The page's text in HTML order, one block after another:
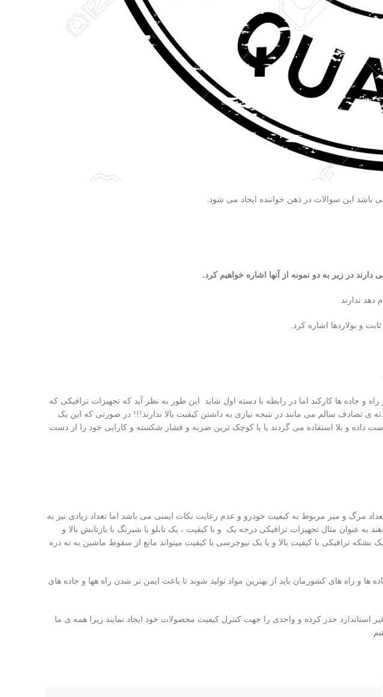
باشد این سوالات در ذهن خواننده ایجاد می شود.
در زیر به دو نمونه از آنها اشاره خواهیم کرد.
ثابت و بولاردها اشاره کرد.
جاده ها کارکند اما در رابطه با دسته اول شاید این طور به نظر آید که تجهیزات ترافیکی که
ی تصادف سالم می مانند در نتیجه نیازی به داشتن کیفیت بالا ندارند!!! در صورتی که این یک
داده و بلا استفاده می گردند یا با کوچک ترین ضربه و فشار شکسته و کارایی خود را از دست
مرگ و میر مربوط به کیفیت خودرو و عدم رعایت نکات ایمنی می باشد اما تعداد زیادی نیز به
عنوان مثال تجهیزات ترافیکی درجه یک و با کیفیت ، یک تابلو با شبرنگ با بازتابش بالا و
ترافیکی با کیفیت بالا و یا یک نیوجرسی با کیفیت میتواند مانع از سقوط ماشین به ته دره
راه های کشورمان باید از بهترین مواد تولید شوند تا باعث ایمن تر شدن راه هها و جاده های
استاندارد حذر کرده و واحدی را جهت کنترل کیفیت محصولات خود ایجاد نمایند زیرا همه ی ما